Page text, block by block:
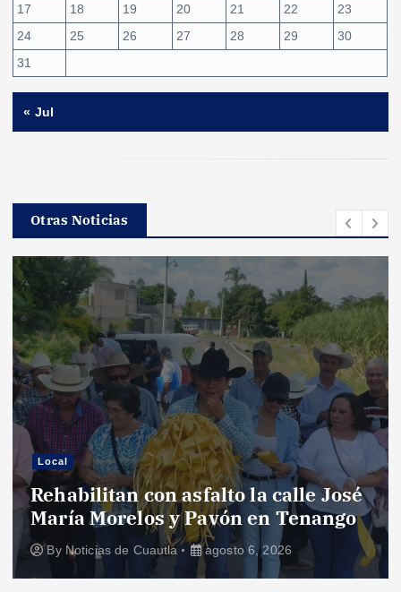
17
18 19 20 21 22
23
24
25 26 27 28 29
30
31
« Jul
Otras Noticias
Local
Rehabilitan con asfalto la calle José
María Morelos y Pavón en Tenango
By Noticias de Cuautla agosto 6, 2026